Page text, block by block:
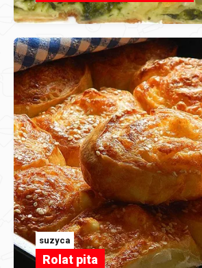
suzyca
Rolat pita